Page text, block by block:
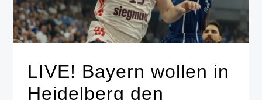
LIVE! Bayern wollen in
Heidelberg den